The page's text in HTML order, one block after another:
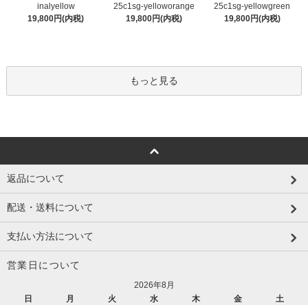
inalyellow
19,800円(内税)
25c1sg-yelloworange
19,800円(内税)
25c1sg-yellowgreen
19,800円(内税)
もっと見る
返品について
配送・送料について
支払い方法について
営業日について
2026年8月
日
月 火 水 木 金
土